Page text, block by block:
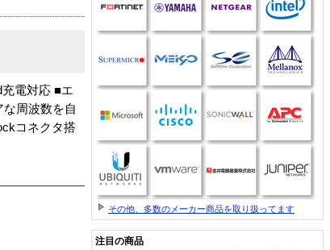
電対応 ■エ
周波数を自
コネクタ搭
その他、多数のメーカー商品を取り扱ってます
注目の商品